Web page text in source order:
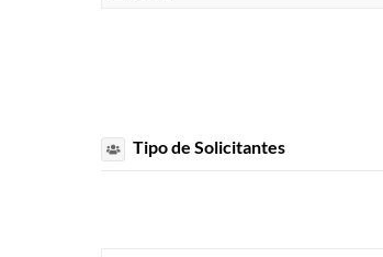
Tipo de Solicitantes